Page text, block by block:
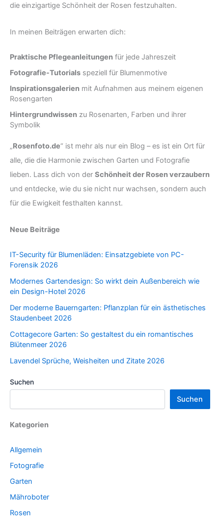
die einzigartige Schönheit der Rosen festzuhalten.
In meinen Beiträgen erwarten dich:
Praktische Pflegeanleitungen für jede Jahreszeit
Fotografie-Tutorials speziell für Blumenmotive
Inspirationsgalerien mit Aufnahmen aus meinem eigenen
Rosengarten
Hintergrundwissen zu Rosenarten, Farben und ihrer
Symbolik
„Rosenfoto.de“ ist mehr als nur ein Blog – es ist ein Ort für
alle, die die Harmonie zwischen Garten und Fotografie
lieben. Lass dich von der Schönheit der Rosen verzaubern
und entdecke, wie du sie nicht nur wachsen, sondern auch
für die Ewigkeit festhalten kannst.
Neue Beiträge
IT-Security für Blumenläden: Einsatzgebiete von PC-
Forensik 2026
Modernes Gartendesign: So wirkt dein Außenbereich wie
ein Design-Hotel 2026
Der moderne Bauerngarten: Pflanzplan für ein ästhetisches
Staudenbeet 2026
Cottagecore Garten: So gestaltest du ein romantisches
Blütenmeer 2026
Lavendel Sprüche, Weisheiten und Zitate 2026
Suchen
Suchen
Kategorien
Allgemein
Fotografie
Garten
Mähroboter
Rosen